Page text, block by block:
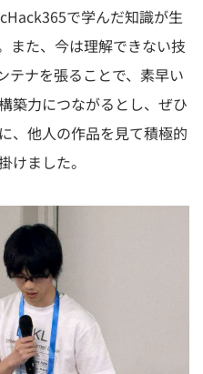
で学んだ知識が生
また、今は理解できない技
テナを張ることで、素早い
築力につながるとし、ぜひ
、他人の作品を見て積極的
けました。